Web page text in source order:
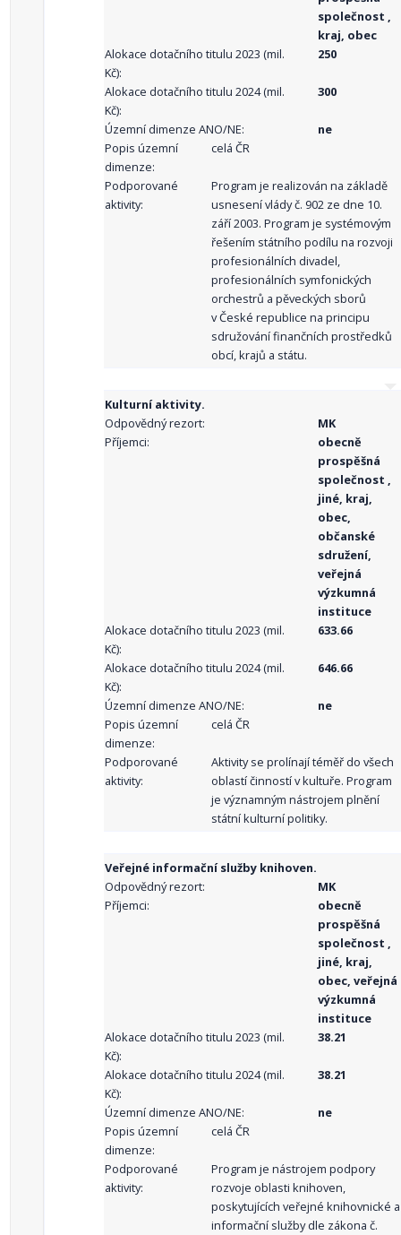
společnost ,
kraj, obec
Alokace dotačního titulu 2023 (mil.
Kč):
250
Alokace dotačního titulu 2024 (mil.
Kč):
300
Územní dimenze ANO/NE:
ne
Popis územní
dimenze:
celá ČR
Podporované
aktivity:
Program je realizován na základě
usnesení vlády č. 902 ze dne 10.
září 2003. Program je systémovým
řešením státního podílu na rozvoji
profesionálních divadel,
profesionálních symfonických
orchestrů a pěveckých sborů
v České republice na principu
sdružování finančních prostředků
obcí, krajů a státu.
Kulturní aktivity.
Odpovědný rezort:
MK
Příjemci:
obecně
prospěšná
společnost ,
jiné, kraj,
obec,
občanské
sdružení,
veřejná
výzkumná
instituce
Alokace dotačního titulu 2023 (mil.
Kč):
633.66
Alokace dotačního titulu 2024 (mil.
Kč):
646.66
Územní dimenze ANO/NE:
ne
Popis územní
dimenze:
celá ČR
Podporované
aktivity:
Aktivity se prolínají téměř do všech
oblastí činností v kultuře. Program
je významným nástrojem plnění
státní kulturní politiky.
Veřejné informační služby knihoven.
Odpovědný rezort:
MK
Příjemci:
obecně
prospěšná
společnost ,
jiné, kraj,
obec, veřejná
výzkumná
instituce
Alokace dotačního titulu 2023 (mil.
Kč):
38.21
Alokace dotačního titulu 2024 (mil.
Kč):
38.21
Územní dimenze ANO/NE:
ne
Popis územní
dimenze:
celá ČR
Podporované
aktivity:
Program je nástrojem podpory
rozvoje oblasti knihoven,
poskytujících veřejné knihovnické a
informační služby dle zákona č.